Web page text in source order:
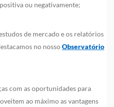
ou negativamente;
de mercado e os relatórios
no nossoObservatório
com as oportunidades para
ao máximo as vantagens